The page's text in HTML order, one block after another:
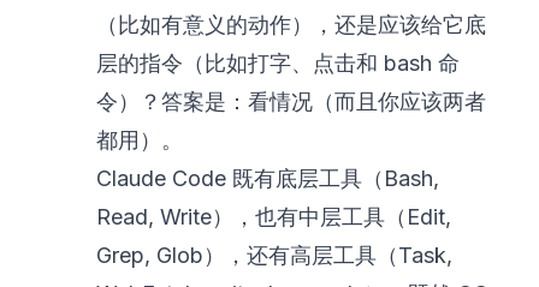
（比如有意义的动作），还是应该给它底
层的指令（比如打字、点击和 bash 命
令）？答案是：看情况（而且你应该两者
都用）。
Claude Code 既有底层工具（Bash,
Read, Write），也有中层工具（Edit,
Grep, Glob），还有高层工具（Task,